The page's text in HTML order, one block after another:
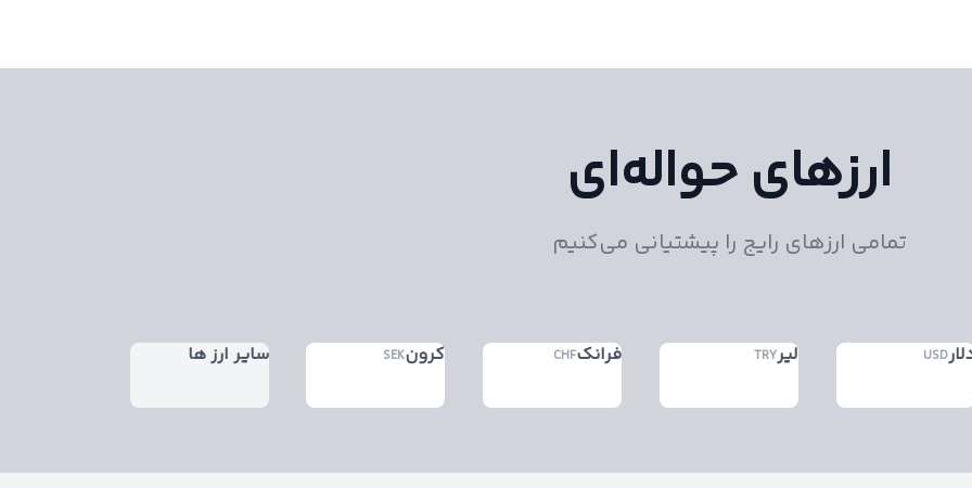
ارزهای حواله‌ای
تمامی ارزهای رایج را پیشتیانی می‌کنیم
USD لیرTRY فرانکCHF کرونSEK سایر ارز ها